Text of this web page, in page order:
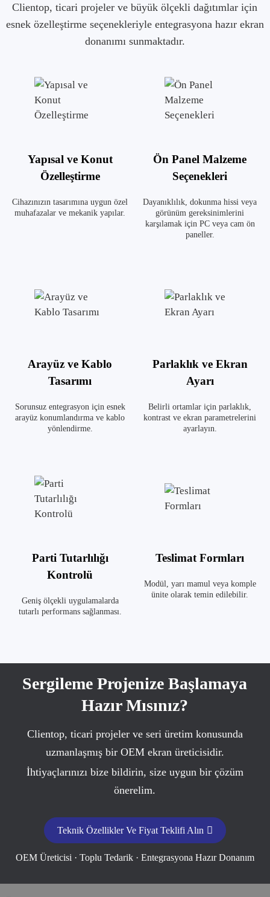
Clientop, ticari projeler ve büyük ölçekli dağıtımlar için
esnek özelleştirme seçenekleriyle entegrasyona hazır ekran
donanımı sunmaktadır.
Yapısal ve Konut
Özelleştirme
Cihazınızın tasarımına uygun özel
muhafazalar ve mekanik yapılar.
Ön Panel Malzeme
Seçenekleri
Dayanıklılık, dokunma hissi veya
görünüm gereksinimlerini
karşılamak için PC veya cam ön
paneller.
Arayüz ve Kablo
Tasarımı
Sorunsuz entegrasyon için esnek
arayüz konumlandırma ve kablo
yönlendirme.
Parlaklık ve Ekran
Ayarı
Belirli ortamlar için parlaklık,
kontrast ve ekran parametrelerini
ayarlayın.
Parti Tutarlılığı
Kontrolü
Geniş ölçekli uygulamalarda
tutarlı performans sağlanması.
Teslimat Formları
Modül, yarı mamul veya komple
ünite olarak temin edilebilir.
Sergileme Projenize Başlamaya
Hazır Mısınız?
Clientop, ticari projeler ve seri üretim konusunda
uzmanlaşmış bir OEM ekran üreticisidir.
İhtiyaçlarınızı bize bildirin, size uygun bir çözüm
önerelim.
Teknik Özellikler Ve Fiyat Teklifi Alın
OEM Üreticisi · Toplu Tedarik · Entegrasyona Hazır Donanım